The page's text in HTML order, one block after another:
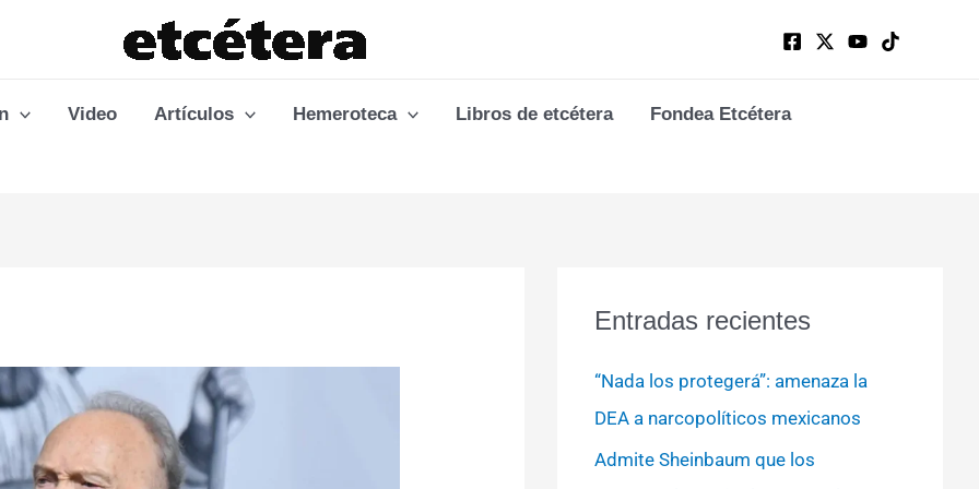
Video Artículos Hemeroteca Libros de etcétera Fondea Etcétera
Entradas recientes
“Nada los protegerá”: amenaza la
DEA a narcopolíticos mexicanos
Admite Sheinbaum que los